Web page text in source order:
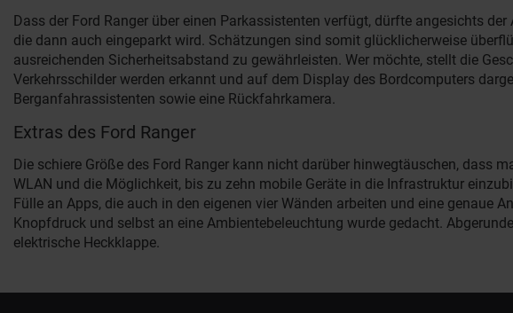
Dass der Ford Ranger über einen Parkassistenten verfügt, dürfte angesichts
die dann auch eingeparkt wird. Schätzungen sind somit glücklicherweise
ausreichenden Sicherheitsabstand zu gewährleisten. Wer möchte, stellt die
Verkehrsschilder werden erkannt und auf dem Display des Bordcomputers
Berganfahrassistenten sowie eine Rückfahrkamera.
Extras des Ford Ranger
Die schiere Größe des Ford Ranger kann nicht darüber hinwegtäuschen, dass
WLAN und die Möglichkeit, bis zu zehn mobile Geräte in die Infrastruktur
Fülle an Apps, die auch in den eigenen vier Wänden arbeiten und eine genaue
Knopfdruck und selbst an eine Ambientebeleuchtung wurde gedacht.
elektrische Heckklappe.